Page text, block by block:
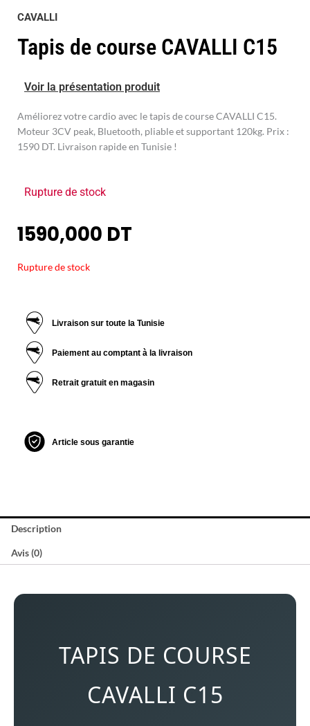
CAVALLI
Tapis de course CAVALLI C15
Voir la présentation produit
Améliorez votre cardio avec le tapis de course CAVALLI C15.
Moteur 3CV peak, Bluetooth, pliable et supportant 120kg. Prix :
1590 DT. Livraison rapide en Tunisie !
Rupture de stock
1590,000 DT
Rupture de stock
Livraison sur toute la Tunisie
Paiement au comptant à la livraison
Retrait gratuit en magasin
Article sous garantie
Description
Avis (0)
TAPIS DE COURSE
CAVALLI C15